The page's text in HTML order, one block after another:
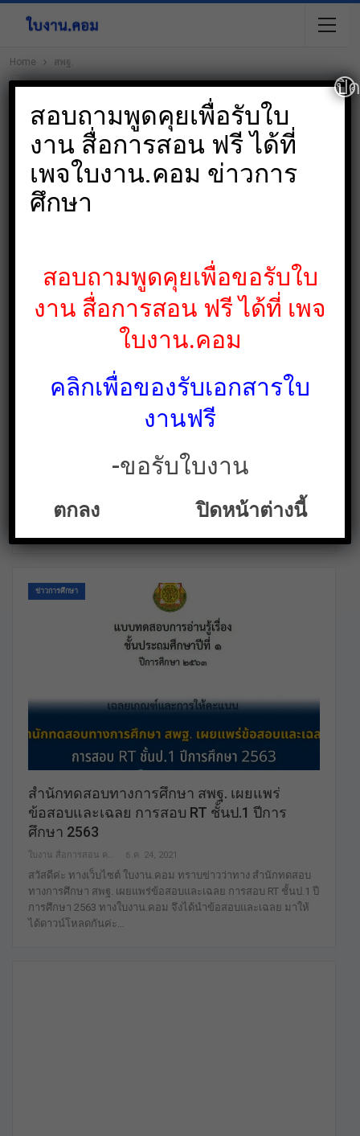
Home สพฐ.
สพฐ.
ไฟล์บัญชีคำพื้นฐาน “ภาษาไทย” ระดับประถมฯ
ธ.ค. 28, 2021
และ มัธยมฯ ตามแบบ สพฐ. มาเพื่อเป็นเอกสารประกอบการจัดการ
เรียนการสอนให้กับคุณครู สำหรับคุณครูท่านไหนสนใจศึกษา
ข่าวการศึกษา
สำนักทดสอบทางการศึกษา สพฐ. เผยแพร่
ข้อสอบและเฉลย การสอบ RT ชั้นป.1 ปีการ
ศึกษา 2563
ธ.ค. 24, 2021
สวัสดีค่ะ ทางเว็บไซต์ ใบงาน.คอม ทราบข่าวว่าทาง สำนักทดสอบ
ทางการศึกษา สพฐ. เผยแพร่ข้อสอบและเฉลย การสอบ RT ชั้นป.1 ปี
การศึกษา 2563 ทางใบงาน.คอม จึงได้นำข้อสอบและเฉลย มาให้
ได้ดาวน์โหลดกันค่ะ…
สอบถามพูดคุยเพื่อรับใบ
งาน สื่อการสอน ฟรี ได้ที่
เพจใบงาน.คอม ข่าวการ
ศึกษา
สอบถามพูดคุยเพื่อขอรับใบ
งาน สื่อการสอน ฟรี ได้ที่ เพจ
ใบงาน.คอม
คลิกเพื่อของรับเอกสารใบ
งานฟรี
-ขอรับใบงาน
ตกลง ปิดหน้าต่างนี้
ปิด